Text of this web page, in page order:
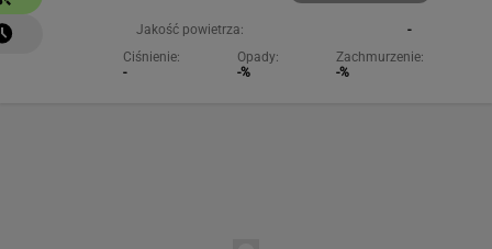
Jakość powietrza:
-
Ciśnienie:
-
Opady:
-%
Zachmurzenie:
-%